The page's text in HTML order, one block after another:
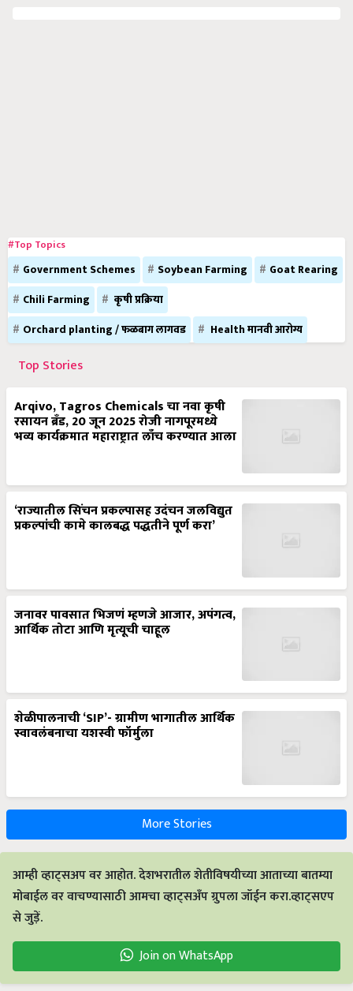
#Top Topics
Government Schemes Soybean Farming
Goat Rearing
Chili Farming
कृषी प्रक्रिया
Orchard planting / फळबाग लागवड
Health मानवी आरोग्य
Top Stories
Arqivo, Tagros Chemicals चा नवा कृषी
रसायन ब्रँड, 20 जून 2025 रोजी नागपूरमध्ये
भव्य कार्यक्रमात महाराष्ट्रात लाँच करण्यात आला
‘राज्यातील सिंचन प्रकल्पासह उदंचन जलविद्युत
प्रकल्पांची कामे कालबद्ध पद्धतीने पूर्ण करा’
जनावर पावसात भिजणं म्हणजे आजार, अपंगत्व,
आर्थिक तोटा आणि मृत्यूची चाहूल
शेळीपालनाची ‘SIP’- ग्रामीण भागातील आर्थिक
स्वावलंबनाचा यशस्वी फॉर्मुला
More Stories
आम्ही व्हाट्सअप वर आहोत. देशभरातील शेतीविषयीच्या आताच्या बातम्या
मोबाईल वर वाचण्यासाठी आमचा व्हाट्सअँप ग्रुपला जॉईन करा.व्हाट्सएप
से जुड़ें.
Join on WhatsApp